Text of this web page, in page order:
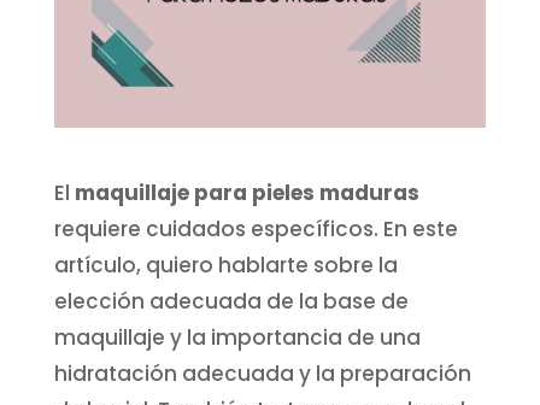
El maquillaje para pieles maduras
requiere cuidados específicos. En este
artículo, quiero hablarte sobre la
elección adecuada de la base de
maquillaje y la importancia de una
hidratación adecuada y la preparación